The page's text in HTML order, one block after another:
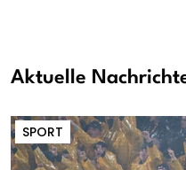
Aktuelle
SPORT